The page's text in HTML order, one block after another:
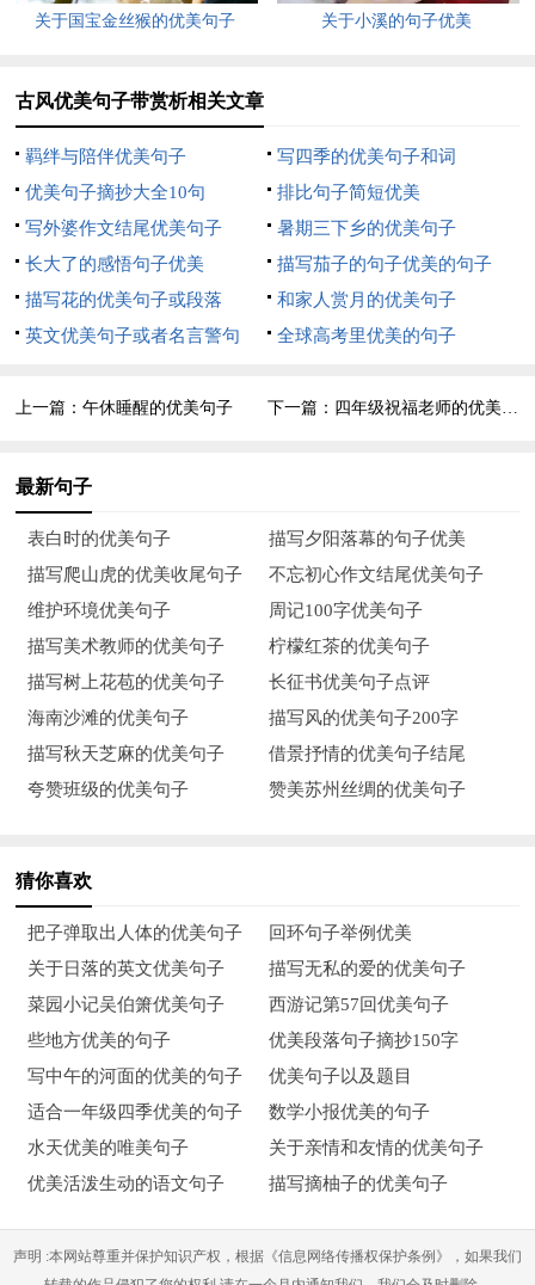
形单影只心惆怅;酒意浓，心亦醉，罗衫轻袖舞飞扬;思秋水，念
7、看，是谁坐在菩提树下，细数着轮回了一季又一季的满帘落
8、云淡风轻，暗星残月，慰我一世心伤，苍白纸张，尖锐笔
尖，解我一世流离。踏歌而行，浅笑连连，一云，一风，一星，
留悲伤，久久未语，谁又伴谁一世间，谁又解谁愁容锁。
叹。风华是一指流砂，苍老是一段年华。
10、一盏茶香，缱绻红尘，清风拂过，吹下一杯红尘，任时间的
灰烬，在书页的茶香中，静静流逝，翻开一页页细读，人生，也
不过一场戏，人生的舞台，各位出演着属于自己的角色，舞动
着，不为台下欢呼鼓掌，亦不为谁人而悲而泣，不求何已。
11、醉相忘，何当缠眷;堪怜寂夜，疏影话凄凉。千年缘识，今
生情惆;载不动，许多愁，欲语泪先流。在不老的夜里，串起你
温润的片言碎语，折叠成唐宋，铺衬今夜的文字。一种情缘只能
12、欲相守，难相望，人各天涯愁断肠;爱易逝，恨亦长，灯火
阑珊人彷徨;行千山，涉万水，相思路上泪两行;望长空，叹明
月，形单影只心惆怅;酒意浓，心亦醉，罗衫轻袖舞飞扬;思秋
水，念伊人，咫尺天涯媲鸳鸯;前世情，今生债，红尘轮回梦一
13、梦回间，泣不言，潇雨蔓延，谁家庭院?谁家窗台，人影摇
曳，忘溟灭，灯影相随，留我空徘徊。哪堪孤独，斟一杯酒，举
向邀明月，空饮梦，难入眠，亭前叶满地，仿如隔世，谁与缠
14、奈河桥畔，清水幽扬;忘川之侧，碧波冷淡。千年离愁，如
关于国宝金丝猴的优美句子 关于小溪的句子优美
古风优美句子带赏析相关文章
羁绊与陪伴优美句子
写四季的优美句子和词
优美句子摘抄大全10句
排比句子简短优美
写外婆作文结尾优美句子
暑期三下乡的优美句子
长大了的感悟句子优美
描写茄子的句子优美的句子
描写花的优美句子或段落
和家人赏月的优美句子
英文优美句子或者名言警句
全球高考里优美的句子
上一篇：午休睡醒的优美句子 下一篇： 四年级祝福老师的优美句子
最新句子
表白时的优美句子
描写夕阳落幕的句子优美
描写爬山虎的优美收尾句子
不忘初心作文结尾优美句子
维护环境优美句子
周记100字优美句子
描写美术教师的优美句子
柠檬红茶的优美句子
描写树上花苞的优美句子
长征书优美句子点评
海南沙滩的优美句子
描写风的优美句子200字
描写秋天芝麻的优美句子
借景抒情的优美句子结尾
夸赞班级的优美句子
赞美苏州丝绸的优美句子
猜你喜欢
把子弹取出人体的优美句子
回环句子举例优美
关于日落的英文优美句子
描写无私的爱的优美句子
菜园小记吴伯箫优美句子
西游记第57回优美句子
些地方优美的句子
优美段落句子摘抄150字
写中午的河面的优美的句子
优美句子以及题目
适合一年级四季优美的句子
数学小报优美的句子
水天优美的唯美句子
关于亲情和友情的优美句子
优美活泼生动的语文句子
描写摘柚子的优美句子
声明 :本网站尊重并保护知识产权，根据《信息网络传播权保护条例》，如果我们